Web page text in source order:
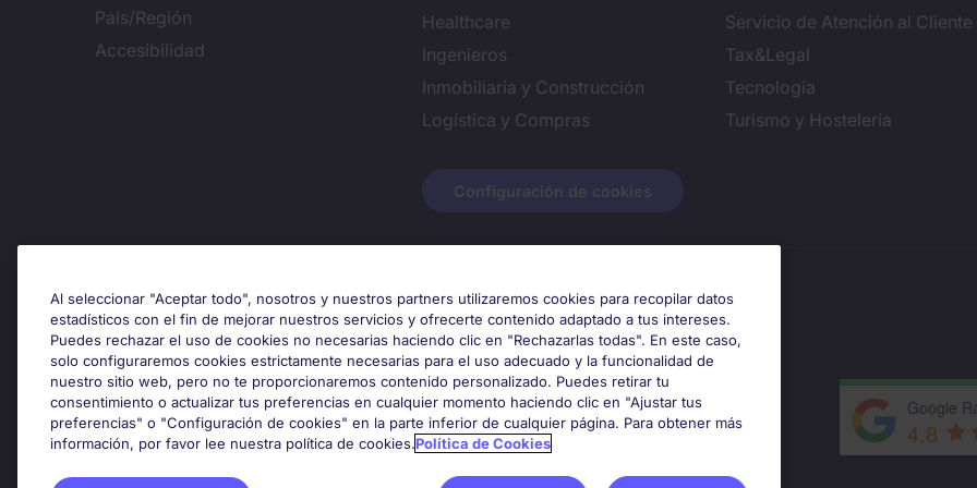
País/Región
Accesibilidad
Healthcare
Ingenieros
Inmobiliaria y Construcción
Logística y Compras
Servicio de Atención al Cliente
Tax&Legal
Tecnología
Turismo y Hostelería
Configuración de cookies
Google
4.8
Al seleccionar "Aceptar todo", nosotros y nuestros partners utilizaremos cookies para recopilar datos
estadísticos con el fin de mejorar nuestros servicios y ofrecerte contenido adaptado a tus intereses.
Puedes rechazar el uso de cookies no necesarias haciendo clic en "Rechazarlas todas". En este caso,
solo configuraremos cookies estrictamente necesarias para el uso adecuado y la funcionalidad de
nuestro sitio web, pero no te proporcionaremos contenido personalizado. Puedes retirar tu
consentimiento o actualizar tus preferencias en cualquier momento haciendo clic en "Ajustar tus
preferencias" o "Configuración de cookies" en la parte inferior de cualquier página. Para obtener más
información, por favor lee nuestra política de cookies.Política de Cookies